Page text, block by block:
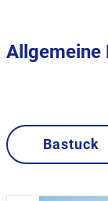
Allgemeine
Bastuck